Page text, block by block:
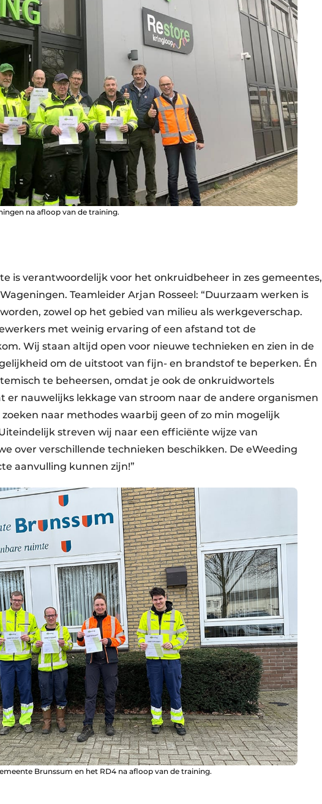
na afloop van de training.
is verantwoordelijk voor het onkruidbeheer in zes gemeentes,
Teamleider Arjan Rosseel: “Duurzaam werken is
zowel op het gebied van milieu als werkgeverschap.
met weinig ervaring of een afstand tot de
Wij staan altijd open voor nieuwe technieken en zien in de
om de uitstoot van fijn- en brandstof te beperken. Én
te beheersen, omdat je ook de onkruidwortels
er nauwelijks lekkage van stroom naar de andere organismen
naar methodes waarbij geen of zo min mogelijk
streven wij naar een efficiënte wijze van
over verschillende technieken beschikken. De eWeeding
aanvulling kunnen zijn!”
Brunssum en het RD4 na afloop van de training.